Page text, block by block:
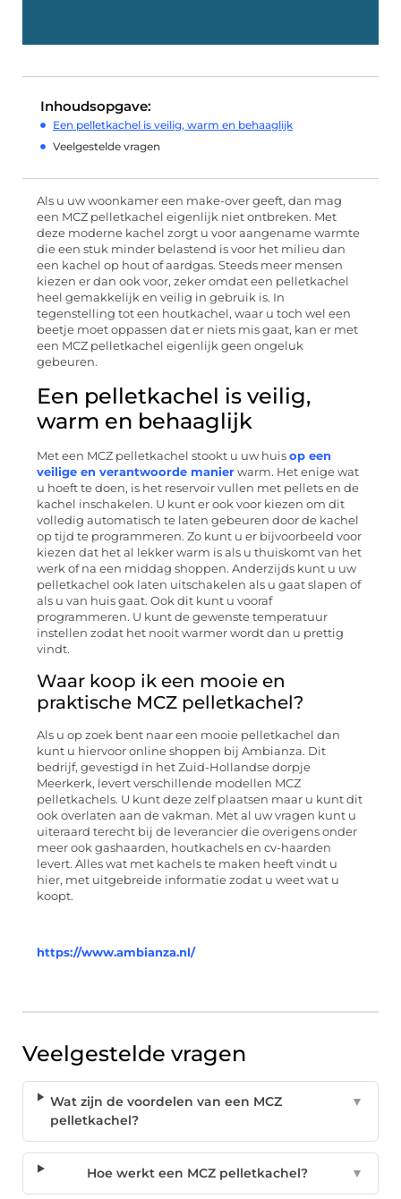
Inhoudsopgave:
Een pelletkachel is veilig, warm en behaaglijk
Veelgestelde vragen
Als u uw woonkamer een make-over geeft, dan mag
een MCZ pelletkachel eigenlijk niet ontbreken. Met
deze moderne kachel zorgt u voor aangename warmte
die een stuk minder belastend is voor het milieu dan
een kachel op hout of aardgas. Steeds meer mensen
kiezen er dan ook voor, zeker omdat een pelletkachel
heel gemakkelijk en veilig in gebruik is. In
tegenstelling tot een houtkachel, waar u toch wel een
beetje moet oppassen dat er niets mis gaat, kan er met
een MCZ pelletkachel eigenlijk geen ongeluk
gebeuren.
Een pelletkachel is veilig,
warm en behaaglijk
Met een MCZ pelletkachel stookt u uw huis op een
veilige en verantwoorde manier warm. Het enige wat
u hoeft te doen, is het reservoir vullen met pellets en de
kachel inschakelen. U kunt er ook voor kiezen om dit
volledig automatisch te laten gebeuren door de kachel
op tijd te programmeren. Zo kunt u er bijvoorbeeld voor
kiezen dat het al lekker warm is als u thuiskomt van het
werk of na een middag shoppen. Anderzijds kunt u uw
pelletkachel ook laten uitschakelen als u gaat slapen of
als u van huis gaat. Ook dit kunt u vooraf
programmeren. U kunt de gewenste temperatuur
instellen zodat het nooit warmer wordt dan u prettig
vindt.
Waar koop ik een mooie en
praktische MCZ pelletkachel?
Als u op zoek bent naar een mooie pelletkachel dan
kunt u hiervoor online shoppen bij Ambianza. Dit
bedrijf, gevestigd in het Zuid-Hollandse dorpje
Meerkerk, levert verschillende modellen MCZ
pelletkachels. U kunt deze zelf plaatsen maar u kunt dit
ook overlaten aan de vakman. Met al uw vragen kunt u
uiteraard terecht bij de leverancier die overigens onder
meer ook gashaarden, houtkachels en cv-haarden
levert. Alles wat met kachels te maken heeft vindt u
hier, met uitgebreide informatie zodat u weet wat u
koopt.
https://www.ambianza.nl/
Veelgestelde vragen
Wat zijn de voordelen van een MCZ
pelletkachel?
▼
Hoe werkt een MCZ pelletkachel? ▼